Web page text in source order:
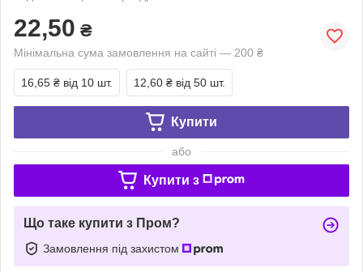
22,50 ₴
Мінімальна сума замовлення на сайті — 200 ₴
16,65 ₴ від 10 шт. 12,60 ₴ від 50 шт.
Купити
або
Купити з
Що таке купити з Пром?
Замовлення під захистом